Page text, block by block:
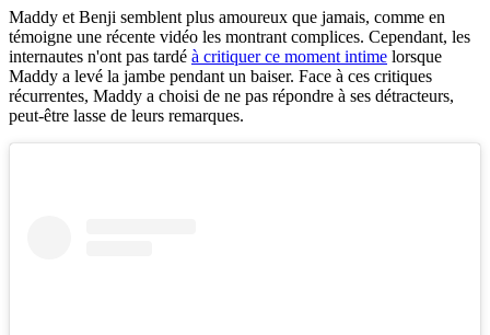
Maddy et Benji semblent plus amoureux que jamais, comme en
témoigne une récente vidéo les montrant complices. Cependant, les
internautes n'ont pas tardé à critiquer ce moment intime lorsque
Maddy a levé la jambe pendant un baiser. Face à ces critiques
récurrentes, Maddy a choisi de ne pas répondre à ses détracteurs,
peut-être lasse de leurs remarques.